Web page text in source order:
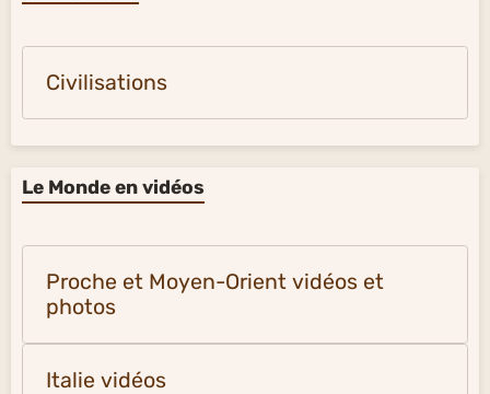
Civilisations
Le Monde en vidéos
Proche et Moyen-Orient vidéos et
photos
Italie vidéos